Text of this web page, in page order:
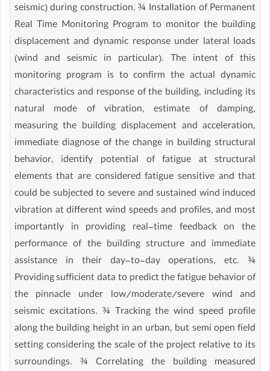
seismic) during construction. ¾ Installation of Permanent
Real Time Monitoring Program to monitor the building
displacement and dynamic response under lateral loads
(wind and seismic in particular). The intent of this
monitoring program is to confirm the actual dynamic
characteristics and response of the building, including its
natural mode of vibration, estimate of damping,
measuring the building displacement and acceleration,
immediate diagnose of the change in building structural
behavior, identify potential of fatigue at structural
elements that are considered fatigue sensitive and that
could be subjected to severe and sustained wind induced
vibration at different wind speeds and profiles, and most
importantly in providing real-time feedback on the
performance of the building structure and immediate
assistance in their day-to-day operations, etc. ¾
Providing sufficient data to predict the fatigue behavior of
the pinnacle under low/moderate/severe wind and
seismic excitations. ¾ Tracking the wind speed profile
along the building height in an urban, but semi open field
setting considering the scale of the project relative to its
surroundings. ¾ Correlating the building measured